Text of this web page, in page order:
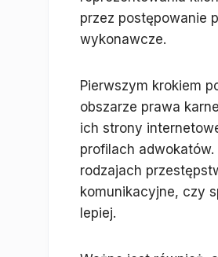
przez postępowanie
wykonawcze.
Pierwszym krokiem
obszarze prawa
ich strony
profilach
rodzajach
komunikacyjne, czy
lepiej.